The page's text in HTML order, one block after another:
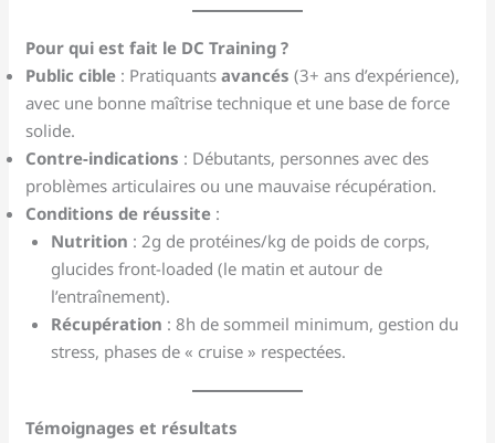
Pour qui est fait le DC Training ?
Public cible : Pratiquantsavancés (3+ ans d’expérience),
avec une bonne maîtrise technique et une base de force
solide.
Contre-indications : Débutants, personnes avec des
problèmes articulaires ou une mauvaise récupération.
Conditions de réussite :
Nutrition : 2g de protéines/kg de poids de corps,
glucides front-loaded (le matin et autour de
l’entraînement).
Récupération : 8h de sommeil minimum, gestion du
stress, phases de « cruise » respectées.
Témoignages et résultats